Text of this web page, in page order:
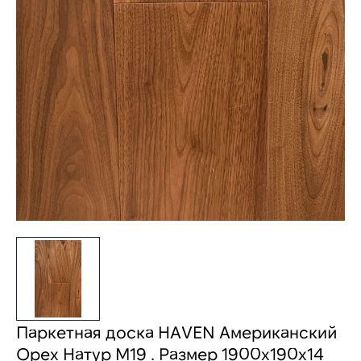
Паркетная доска HAVEN Американский
Орех Натур M19 . Размер 1900х190х14